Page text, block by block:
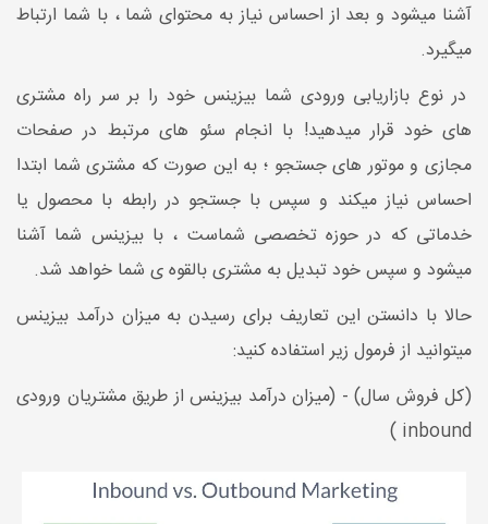
آشنا میشود و بعد از احساس نیاز به محتوای شما ، با شما ارتباط
میگیرد.
در نوع بازاریابی ورودی شما بیزینس خود را بر سر راه مشتری
های خود قرار میدهید! با انجام سئو های مرتبط در صفحات
مجازی و موتور های جستجو ؛ به این صورت که مشتری شما ابتدا
احساس نیاز میکند و سپس با جستجو در رابطه با محصول یا
خدماتی که در حوزه تخصصی شماست ، با بیزینس شما آشنا
میشود و سپس خود تبدیل به مشتری بالقوه ی شما خواهد شد.
حالا با دانستن این تعاریف برای رسیدن به میزان درآمد بیزینس
میتوانید از فرمول زیر استفاده کنید:
(کل فروش سال) - (میزان درآمد بیزینس از طریق مشتریان ورودی
inbound )